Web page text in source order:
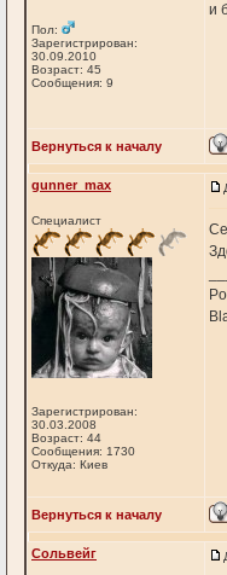
Пол:
Зарегистрирован:
30.09.2010
Возраст: 45
Сообщения: 9
и
Вернуться к началу
gunner_max
Специалист
Зарегистрирован:
30.03.2008
Возраст: 44
Сообщения: 1730
Откуда: Киев
Вернуться к началу
Сольвейг